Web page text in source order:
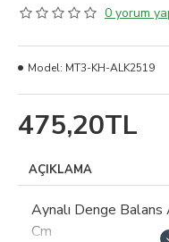
0 yorum
475,20TL
Model: MT3-KH-ALK2519
AÇIKLAMA
Aynalı Denge
Cm